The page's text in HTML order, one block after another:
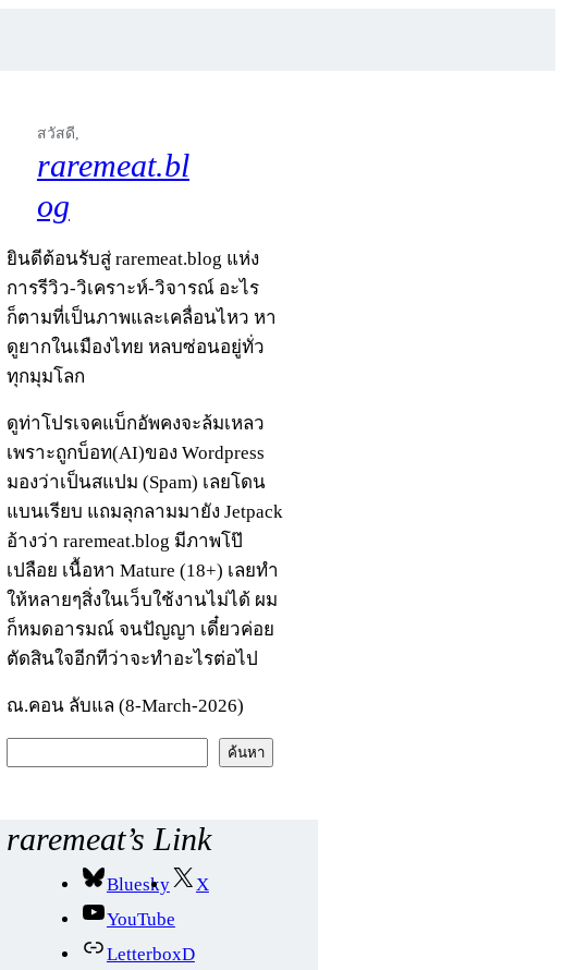
สวัสดี,
raremeat.bl
og
ยินดีต้อนรับสู่ raremeat.blog แห่ง
การรีวิว-วิเคราะห์-วิจารณ์ อะไร
ก็ตามที่เป็นภาพและเคลื่อนไหว หา
ดูยากในเมืองไทย หลบซ่อนอยู่ทั่ว
ทุกมุมโลก
ดูท่าโปรเจคแบ็กอัพคงจะล้มเหลว
เพราะถูกบ็อท(AI)ของ Wordpress
มองว่าเป็นสแปม (Spam) เลยโดน
แบนเรียบ แถมลุกลามมายัง Jetpack
อ้างว่า raremeat.blog มีภาพโป๊
เปลือย เนื้อหา Mature (18+) เลยทำ
ให้หลายๆสิ่งในเว็บใช้งานไม่ได้ ผม
ก็หมดอารมณ์ จนปัญญา เดี๋ยวค่อย
ตัดสินใจอีกทีว่าจะทำอะไรต่อไป
ณ.คอน ลับแล (8-March-2026)
า
ค้นหา
raremeat’s Link
Bluesky
X
YouTube
LetterboxD